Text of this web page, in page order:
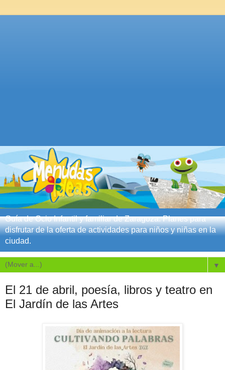
Guía de Ocio Infantil y familiar de Zaragoza. Planes para
disfrutar de la oferta de actividades para niños y niñas en la
ciudad.
▼
El 21 de abril, poesía, libros y teatro en
El Jardín de las Artes